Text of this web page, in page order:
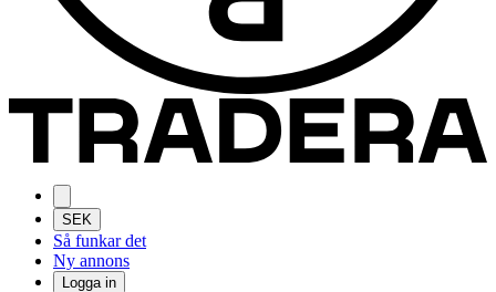
SEK
Så funkar det
Ny annons
Logga in